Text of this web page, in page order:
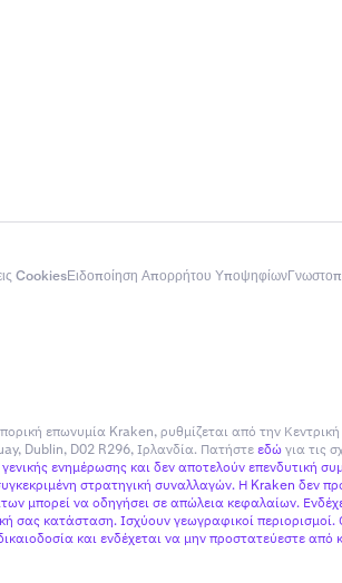
CookiesΕιδοποίηση Απορρήτου Υποψηφίων
επωνυμία Kraken, ρυθμίζεται από την
Dublin, D02 R296, Ιρλανδία. Πατήστεεδώγια τις
ενημέρωσης και δεν αποτελούν
στρατηγική συναλλαγών. Η Kraken δεν
μπορεί να οδηγήσει σε απώλεια κεφαλαίων.
σας κατάσταση. Ισχύουν γεωγραφικοί
και ενδέχεται να μην προστατεύεστε